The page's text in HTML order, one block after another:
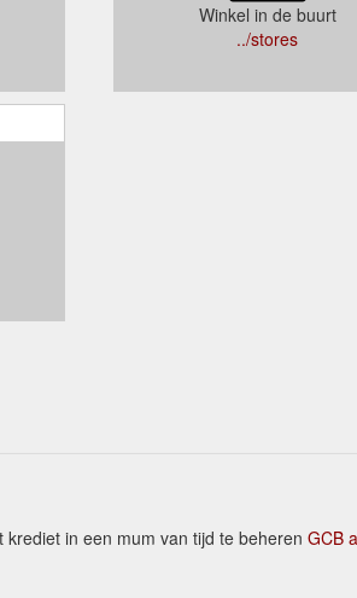
Winkel in de buurt
../stores
in een mum van tijd te beheren GCB